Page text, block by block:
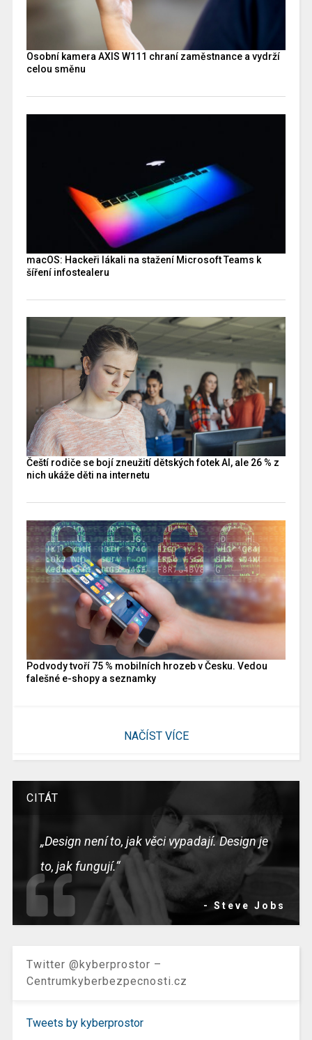
Osobní kamera AXIS W111 chraní zaměstnance a vydrží
celou směnu
macOS: Hackeři lákali na stažení Microsoft Teams k
šíření infostealeru
Čeští rodiče se bojí zneužití dětských fotek AI, ale 26 % z
nich ukáže děti na internetu
Podvody tvoří 75 % mobilních hrozeb v Česku. Vedou
falešné e-shopy a seznamky
NAČÍST VÍCE
CITÁT
„Design není to, jak věci vypadají. Design je
to, jak fungují.“
- Steve Jobs
Twitter @kyberprostor –
Centrumkyberbezpecnosti.cz
Tweets by kyberprostor